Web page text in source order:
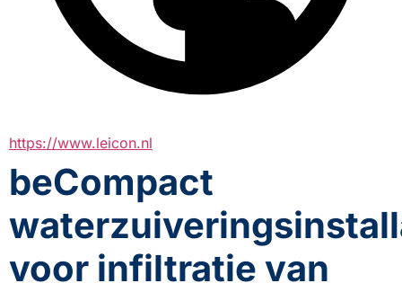
https://www.leicon.nl
beCompact
voor infiltratie van